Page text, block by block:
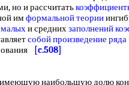
но и рассчитать
им формальной теории
малыхи среднихзаполнений
собойпроизведение ряда
[c.508]
наибольщую долю